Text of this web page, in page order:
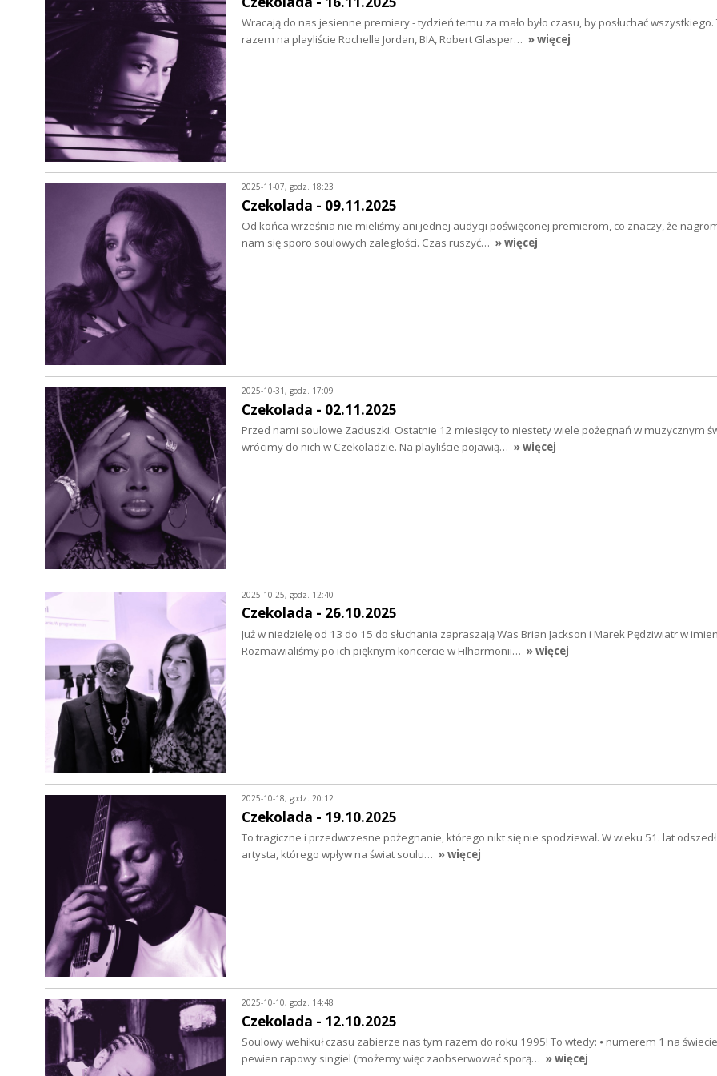
Wracają do nas jesienne premiery - tydzień temu za mało było czasu, by posłuchać wszystkiego.
razem na playliście Rochelle Jordan, BIA, Robert Glasper… » więcej
2025-11-07, godz. 18:23
Czekolada - 09.11.2025
Od końca września nie mieliśmy ani jednej audycji poświęconej premierom, co znaczy, że
nam się sporo soulowych zaległości. Czas ruszyć… » więcej
2025-10-31, godz. 17:09
Czekolada - 02.11.2025
Przed nami soulowe Zaduszki. Ostatnie 12 miesięcy to niestety wiele pożegnań w muzycznym
wrócimy do nich w Czekoladzie. Na playliście pojawią… » więcej
2025-10-25, godz. 12:40
Czekolada - 26.10.2025
Już w niedzielę od 13 do 15 do słuchania zapraszają Was Brian Jackson i Marek Pędziwiatr w
Rozmawialiśmy po ich pięknym koncercie w Filharmonii… » więcej
2025-10-18, godz. 20:12
Czekolada - 19.10.2025
To tragiczne i przedwczesne pożegnanie, którego nikt się nie spodziewał. W wieku 51. lat
artysta, którego wpływ na świat soulu… » więcej
2025-10-10, godz. 14:48
Czekolada - 12.10.2025
Soulowy wehikuł czasu zabierze nas tym razem do roku 1995! To wtedy: ⦁ numerem 1 na świecie
pewien rapowy singiel (możemy więc zaobserwować sporą… » więcej